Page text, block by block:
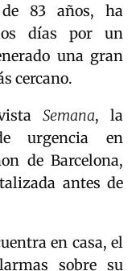
83 años, ha
días por un
una gran
cercano.
Semana, la
urgencia en
de Barcelona,
antes de
en casa, el
sobre su